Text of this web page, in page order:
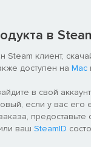
одну из 14
бронированных
техникой и
корректировщика,
танка и
сражений
в
Steam клиент,
доступен на Mac
в свой
если у вас его
предоставьте
ваш SteamID